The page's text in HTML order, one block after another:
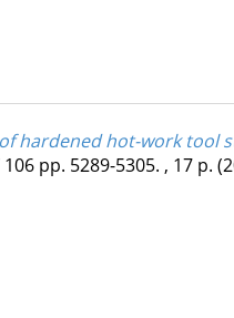
hardened hot-work tool
106 pp. 5289-5305. , 17 p.